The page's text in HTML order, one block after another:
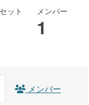
ット メンバー
1
メンバー